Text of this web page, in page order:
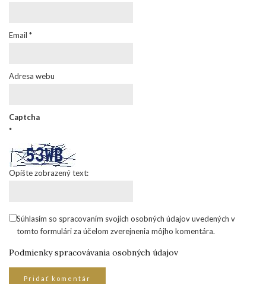
Email *
Adresa webu
Captcha
*
Opíšte zobrazený text:
Súhlasím so spracovaním svojich osobných údajov uvedených v
tomto formulári za účelom zverejnenia môjho komentára.
Podmienky spracovávania osobných údajov